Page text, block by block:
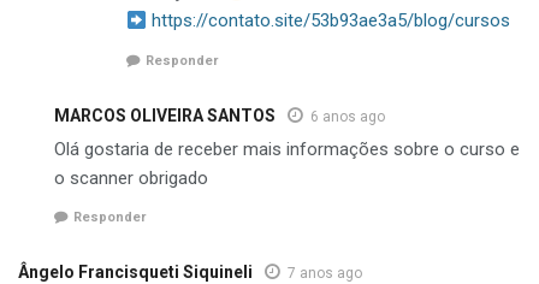
https://contato.site/53b93ae3a5/blog/cursos
Responder
MARCOS OLIVEIRA SANTOS 6 anos ago
Olá gostaria de receber mais informações sobre o curso e
o scanner obrigado
Responder
Ângelo Francisqueti Siquineli 7 anos ago